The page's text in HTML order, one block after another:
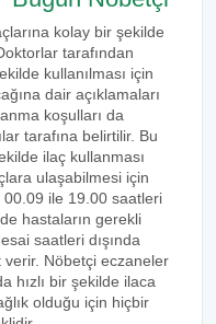
kolay bir şekilde
tarafından
kullanılması için
dair açıklamaları
koşulları da
tarafına belirtilir. Bu
ilaç kullanması
ulaşabilmesi için
ile 19.00 saatleri
hastaların gerekli
saatleri dışında
Nöbetçi eczaneler
hızlı bir şekilde ilaca
olduğu için hiçbir